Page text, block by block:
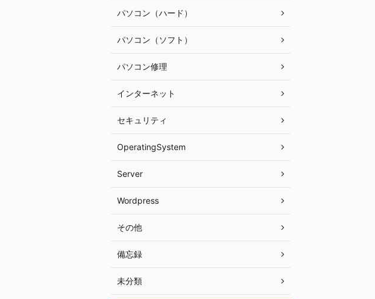
パソコン（ハード）
パソコン（ソフト）
パソコン修理
インターネット
セキュリティ
OperatingSystem
Server
Wordpress
その他
備忘録
未分類